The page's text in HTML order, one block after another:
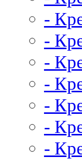
-
-
-
-
-
-
-